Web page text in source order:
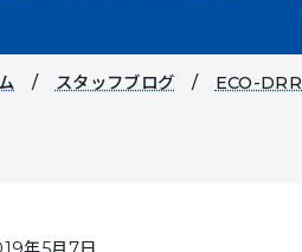
スタッフブログ ECO-DRR